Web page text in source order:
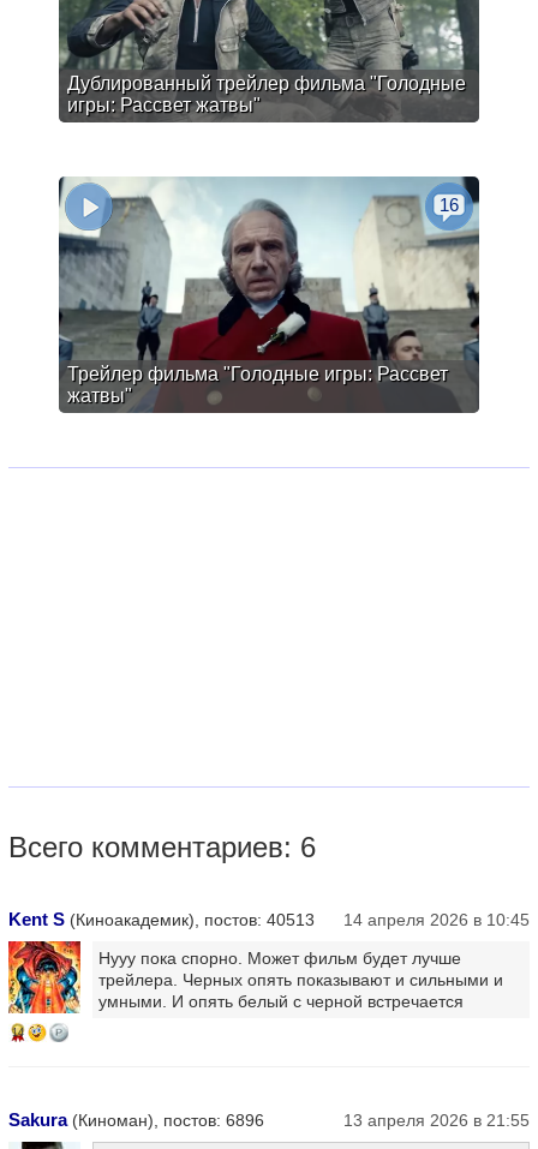
Дублированный трейлер фильма "Голодные
игры: Рассвет жатвы"
Трейлер фильма "Голодные игры: Рассвет
жатвы"
16
Всего комментариев: 6
Kent S (Киноакадемик), постов: 40513 14 апреля 2026 в 10:45
14
Нууу пока спорно. Может фильм будет лучше
трейлера. Черных опять показывают и сильными и
умными. И опять белый с черной встречается
Sakura(Киноман), постов: 6896 13 апреля 2026 в 21:55